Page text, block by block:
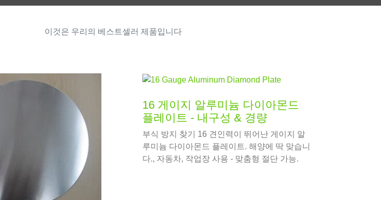
이것은 우리의 베스트셀러 제품입니다
16 게이지 알루미늄 다이아몬드
플레이트 - 내구성 & 경량
부식 방지 찾기 16 견인력이 뛰어난 게이지 알
루미늄 다이아몬드 플레이트. 해양에 딱 맞습니
다., 자동차, 작업장 사용 - 맞춤형 절단 가능.